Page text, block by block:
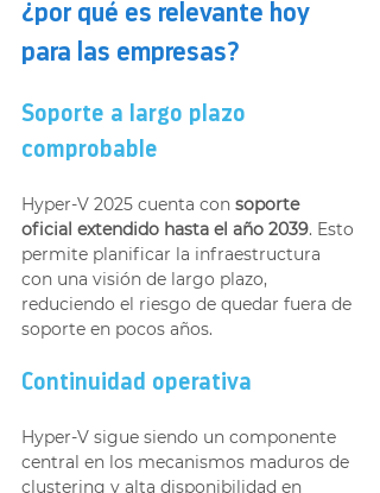
¿por qué es relevante hoy
para las empresas?
Soporte a largo plazo
comprobable
Hyper-V 2025 cuenta con soporte
oficial extendido hasta el año 2039. Esto
permite planificar la infraestructura
con una visión de largo plazo,
reduciendo el riesgo de quedar fuera de
soporte en pocos años.
Continuidad operativa
Hyper-V sigue siendo un componente
central en los mecanismos maduros de
clustering y alta disponibilidad en